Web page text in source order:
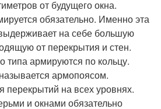
от будущего окна.
обязательно. Именно эта
на себе большую
от перекрытия и стен.
типа армируются по кольцу.
армопоясом.
перекрытий на всех уровнях.
и окнами обязательно